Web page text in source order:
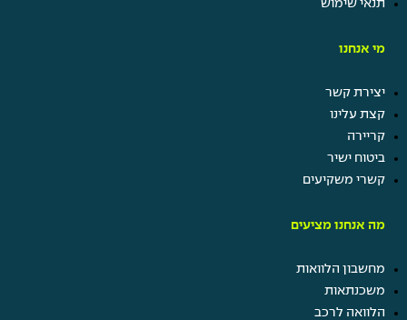
תנאי שימוש
מי אנחנו
יצירת קשר
קצת עלינו
קריירה
ביטוח ישיר
קשרי משקיעים
מה אנחנו מציעים
מחשבון הלוואות
משכנתאות
הלוואה לרכב